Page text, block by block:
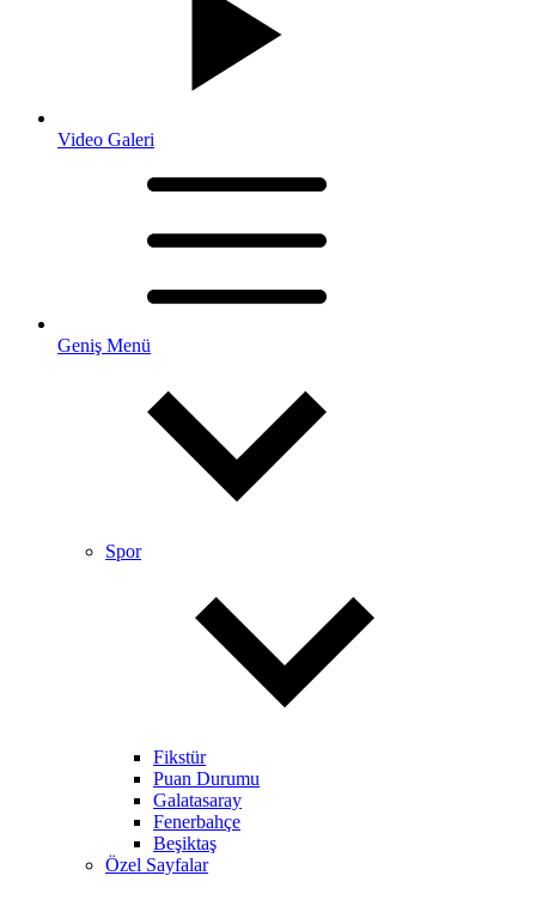
Video Galeri
Geniş Menü
Spor
Fikstür
Puan Durumu
Galatasaray
Fenerbahçe
Beşiktaş
Özel Sayfalar